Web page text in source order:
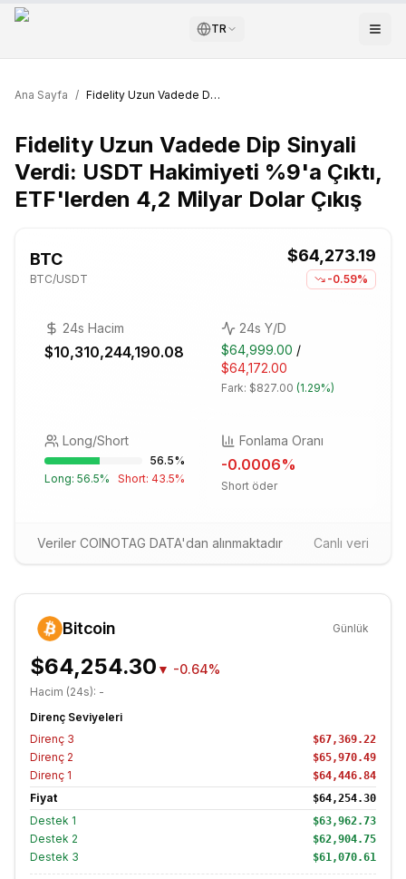
TR
Ana Sayfa / Fidelity Uzun Vadede Dip Sinyali Verdi: USDT Hakimiyeti %9'a Çıktı, ETF'lerden 4,2 Milyar Dolar Çıkış
Fidelity Uzun Vadede Dip Sinyali
Verdi: USDT Hakimiyeti %9'a Çıktı,
ETF'lerden 4,2 Milyar Dolar Çıkış
BTC
BTC/USDT
$64,273.19
-0.59%
24s Hacim
$10,310,244,190.08
24s Y/D
$64,999.00 /
$64,172.00
Fark: $827.00 (1.29%)
Long/Short
56.5%
Long: 56.5% Short: 43.5%
Fonlama Oranı
-0.0006%
Short öder
Veriler COINOTAG DATA'dan alınmaktadır Canlı veri
Bitcoin Günlük
$64,254.30 ▼ -0.64%
Hacim (24s): -
Direnç Seviyeleri
Direnç 3 $67,369.22
Direnç 2 $65,970.49
Direnç 1 $64,446.84
Fiyat $64,254.30
Destek 1 $63,962.73
Destek 2 $62,904.75
Destek 3 $61,070.61